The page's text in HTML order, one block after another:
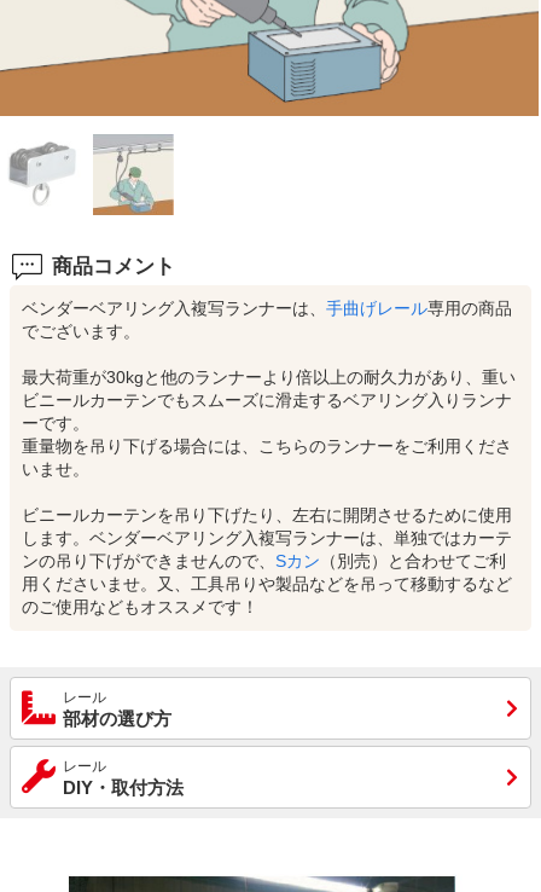
商品コメント
ベンダーベアリング入複写ランナーは、 手曲げレール専用の商品
でございます。
最大荷重が30kgと他のランナーより倍以上の耐久力があり、重い
ビニールカーテンでもスムーズに滑走するベアリング入りランナ
ーです。
重量物を吊り下げる場合には、こちらのランナーをご利用くださ
いませ。
ビニールカーテンを吊り下げたり、左右に開閉させるために使用
します。ベンダーベアリング入複写ランナーは、単独ではカーテ
ンの吊り下げができませんので、 Sカン （別売）と合わせてご利
用くださいませ。又、工具吊りや製品などを吊って移動するなど
のご使用などもオススメです！
レール
部材の選び方
レール
DIY・取付方法